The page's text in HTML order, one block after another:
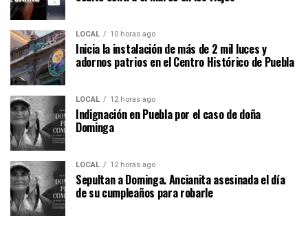
LOCAL 10 horas ago
Inicia la instalación de más de 2 mil luces y
adornos patrios en el Centro Histórico de Puebla
LOCAL 12 horas ago
Indignación en Puebla por el caso de doña
Dominga
LOCAL 12 horas ago
Sepultan a Dominga. Ancianita asesinada el día
de su cumpleaños para robarle